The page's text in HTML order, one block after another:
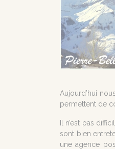
Aujourd’hui
permettent de
Il n’est pas
sont bien
une agence